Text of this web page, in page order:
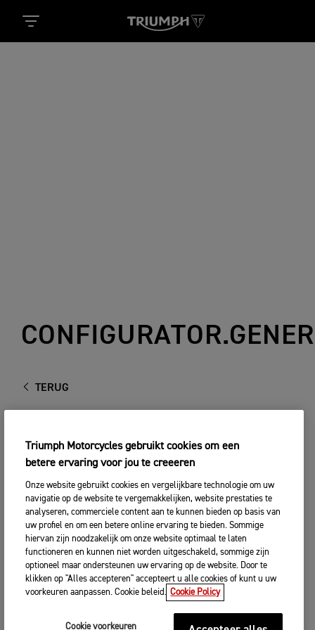
TERUG
Triumph Motorcycles gebruikt cookies om een
betere ervaring voor jou te creeeren
Onze website gebruikt cookies en vergelijkbare technologie om uw
navigatie op de website te vergemakkelijken, website prestaties te
analyseren, commerciele content aan te kunnen bieden op basis van
uw profiel en om een betere online ervaring te bieden. Sommige
hiervan zijn noodzakelijk om onze website optimaal te laten
functioneren en kunnen niet worden uitgeschakeld, sommige zijn
optioneel maar ondersteunen uw ervaring op de website. Door te
klikken op "Alles accepteren" accepteert u alle cookies of kunt u uw
voorkeuren aanpassen. Cookie beleid. Cookie Policy
Cookie voorkeuren